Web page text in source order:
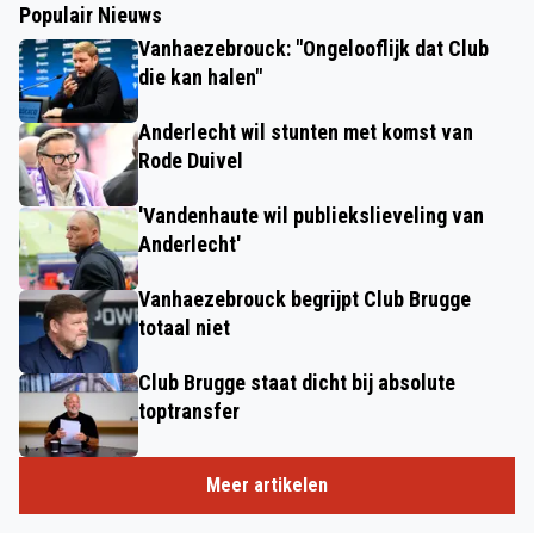
Populair Nieuws
Vanhaezebrouck: "Ongelooflijk dat Club
die kan halen"
Anderlecht wil stunten met komst van
Rode Duivel
'Vandenhaute wil publiekslieveling van
Anderlecht'
Vanhaezebrouck begrijpt Club Brugge
totaal niet
Club Brugge staat dicht bij absolute
toptransfer
Meer artikelen